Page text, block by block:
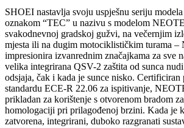
SHOEI nastavlja svoju uspješnu seriju
oznakom “TEC” u nazivu s modelom
svakodnevnoj gradskoj gužvi, na večernjim
mjesta ili na dugim motociklističkim turama –
impresionira izvanrednim značajkama za sve
velika integrirana QSV-2 zaštita od sunca
odsjaja, čak i kada je sunce nisko. Certificiran
standardu ECE-R 22.06 za ispitivanje,
prikladan za korištenje s otvorenom bradom
homologaciji pri prilagođenoj brzini. Kada je
zatvorena, integrirani, duboko razgranati